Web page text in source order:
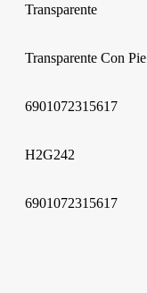
Transparente
Transparente Con Pie
6901072315617
H2G242
6901072315617